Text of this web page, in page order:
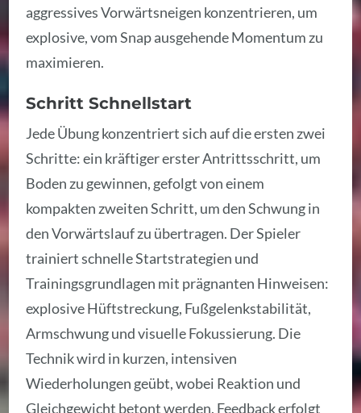
aggressives Vorwärtsneigen konzentrieren, um
explosive, vom Snap ausgehende Momentum zu
maximieren.
Schritt Schnellstart
Jede Übung konzentriert sich auf die ersten zwei
Schritte: ein kräftiger erster Antrittsschritt, um
Boden zu gewinnen, gefolgt von einem
kompakten zweiten Schritt, um den Schwung in
den Vorwärtslauf zu übertragen. Der Spieler
trainiert schnelle Startstrategien und
Trainingsgrundlagen mit prägnanten Hinweisen:
explosive Hüftstreckung, Fußgelenkstabilität,
Armschwung und visuelle Fokussierung. Die
Technik wird in kurzen, intensiven
Wiederholungen geübt, wobei Reaktion und
Gleichgewicht betont werden. Feedback erfolgt